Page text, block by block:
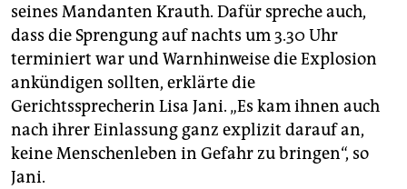
seines Mandanten Krauth. Dafür spreche auch,
dass die Sprengung auf nachts um 3.30 Uhr
terminiert war und Warnhinweise die Explosion
ankündigen sollten, erklärte die
Gerichtssprecherin Lisa Jani. „Es kam ihnen auch
nach ihrer Einlassung ganz explizit darauf an,
keine Menschenleben in Gefahr zu bringen“, so
Jani.